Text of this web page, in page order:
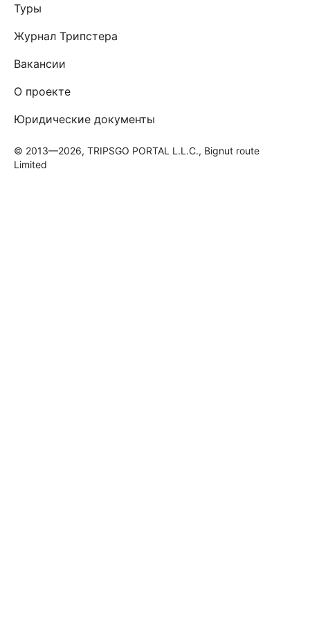
Туры
Журнал Трипстера
Вакансии
О проекте
Юридические документы
© 2013—2026, TRIPSGO PORTAL L.L.C., Bignut route
Limited